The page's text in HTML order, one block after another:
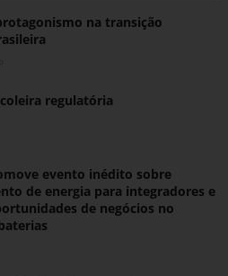
na transição
regulatória
evento inédito sobre
de energia para integradores e
de negócios no